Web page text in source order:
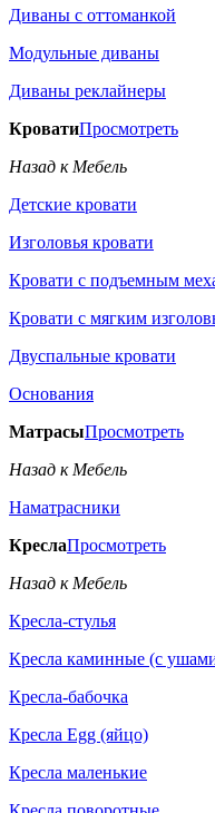
Диваны с оттоманкой
Модульные диваны
Диваны реклайнеры
КроватиПросмотреть
Назад к Мебель
Детские кровати
Изголовья кровати
Кровати с подъемным
Кровати с мягким
Двуспальные кровати
Основания
МатрасыПросмотреть
Назад к Мебель
Наматрасники
КреслаПросмотреть
Назад к Мебель
Кресла-стулья
Кресла каминные (с
Кресла-бабочка
Кресла Egg (яйцо)
Кресла маленькие